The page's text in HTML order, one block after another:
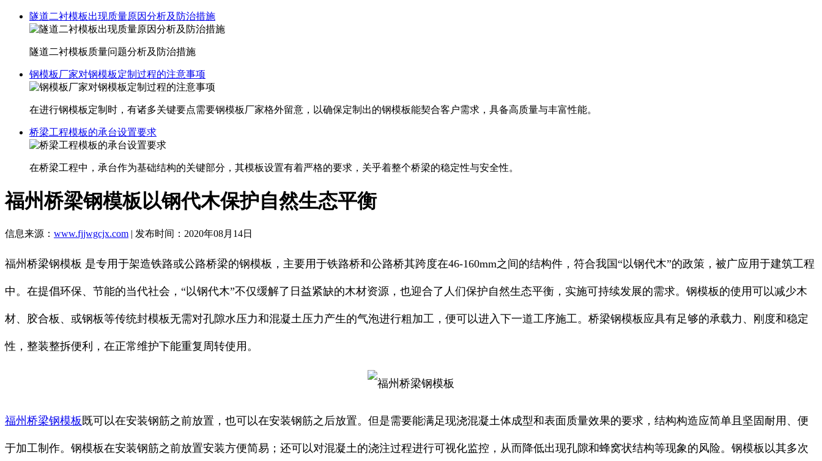
隧道二衬模板出现质量原因分析及防治措施
隧道二衬模板质量问题分析及防治措施
钢模板厂家对钢模板定制过程的注意事项
在进行钢模板定制时，有诸多关键要点需要钢模板厂家格外留意，以确保定制出的钢模板能契合客户需求，具备高质量与丰富性能。
桥梁工程模板的承台设置要求
在桥梁工程中，承台作为基础结构的关键部分，其模板设置有着严格的要求，关乎着整个桥梁的稳定性与安全性。
福州桥梁钢模板以钢代木保护自然生态平衡
信息来源： www.fjjwgcjx.com | 发布时间：2020年08月14日
福州桥梁钢模板 是专用于架造铁路或公路桥梁的钢模板，主要用于铁路桥和公路桥其跨度在46-160mm之间的结构件，符合我国“以钢代木”的政策，被广应用于建筑工程
中。在提倡环保、节能的当代社会，“以钢代木”不仅缓解了日益紧缺的木材资源，也迎合了人们保护自然生态平衡，实施可持续发展的需求。钢模板的使用可以减少木
材、胶合板、或钢板等传统封模板无需对孔隙水压力和混凝土压力产生的气泡进行粗加工，便可以进入下一道工序施工。桥梁钢模板应具有足够的承载力、刚度和稳定
性，整装整拆便利，在正常维护下能重复周转使用。
福州桥梁钢模板 既可以在安装钢筋之前放置，也可以在安装钢筋之后放置。但是需要能满足现浇混凝土体成型和表面质量效果的要求，结构构造应简单且坚固耐用、便
于加工制作。钢模板在安装钢筋之前放置安装方便简易；还可以对混凝土的浇注过程进行可视化监控，从而降低出现孔隙和蜂窝状结构等现象的风险。钢模板以其多次